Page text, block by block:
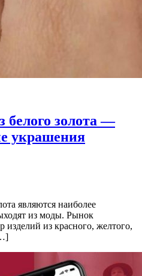
белого золота —
украшения
являются наиболее
из моды. Рынок
изделий из красного, желтого,